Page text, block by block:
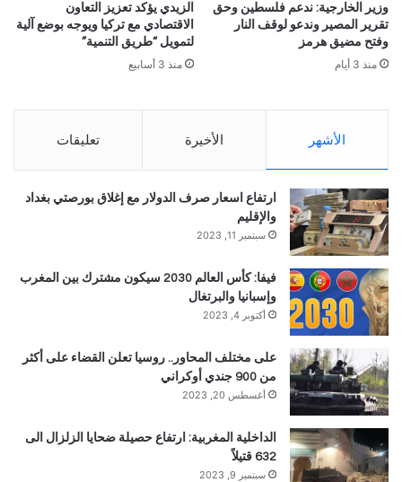
وزير الخارجية: ندعم فلسطين وحق
تقرير المصير وندعو لوقف النار
وفتح مضيق هرمز
منذ 3 أيام
الزيدي يؤكد تعزيز التعاون
الاقتصادي مع تركيا ويوجه بوضع آلية
لتمويل “طريق التنمية”
منذ 3 أسابيع
الأشهر الأخيرة تعليقات
ارتفاع اسعار صرف الدولار مع إغلاق بورصتي بغداد
والإقليم
سبتمبر 11, 2023
فيفا: كأس العالم 2030 سيكون مشترك بين المغرب
وإسبانيا والبرتغال
أكتوبر 4, 2023
على مختلف المحاور.. روسيا تعلن القضاء على أكثر
من 900 جندي أوكراني
أغسطس 20, 2023
الداخلية المغربية: ارتفاع حصيلة ضحايا الزلزال الى
632 قتيلاً
سبتمبر 9, 2023